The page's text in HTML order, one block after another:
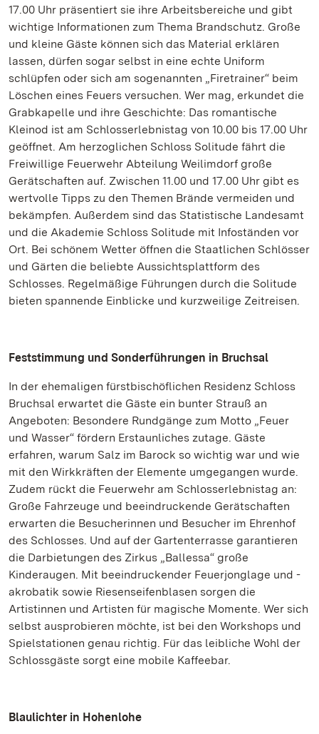
17.00 Uhr präsentiert sie ihre Arbeitsbereiche und gibt
wichtige Informationen zum Thema Brandschutz. Große
und kleine Gäste können sich das Material erklären
lassen, dürfen sogar selbst in eine echte Uniform
schlüpfen oder sich am sogenannten „Firetrainer“ beim
Löschen eines Feuers versuchen. Wer mag, erkundet die
Grabkapelle und ihre Geschichte: Das romantische
Kleinod ist am Schlosserlebnistag von 10.00 bis 17.00 Uhr
geöffnet. Am herzoglichen Schloss Solitude fährt die
Freiwillige Feuerwehr Abteilung Weilimdorf große
Gerätschaften auf. Zwischen 11.00 und 17.00 Uhr gibt es
wertvolle Tipps zu den Themen Brände vermeiden und
bekämpfen. Außerdem sind das Statistische Landesamt
und die Akademie Schloss Solitude mit Infoständen vor
Ort. Bei schönem Wetter öffnen die Staatlichen Schlösser
und Gärten die beliebte Aussichtsplattform des
Schlosses. Regelmäßige Führungen durch die Solitude
bieten spannende Einblicke und kurzweilige Zeitreisen.
Feststimmung und Sonderführungen in Bruchsal
In der ehemaligen fürstbischöflichen Residenz Schloss
Bruchsal erwartet die Gäste ein bunter Strauß an
Angeboten: Besondere Rundgänge zum Motto „Feuer
und Wasser“ fördern Erstaunliches zutage. Gäste
erfahren, warum Salz im Barock so wichtig war und wie
mit den Wirkkräften der Elemente umgegangen wurde.
Zudem rückt die Feuerwehr am Schlosserlebnistag an:
Große Fahrzeuge und beeindruckende Gerätschaften
erwarten die Besucherinnen und Besucher im Ehrenhof
des Schlosses. Und auf der Gartenterrasse garantieren
die Darbietungen des Zirkus „Ballessa“ große
Kinderaugen. Mit beeindruckender Feuerjonglage und -
akrobatik sowie Riesenseifenblasen sorgen die
Artistinnen und Artisten für magische Momente. Wer sich
selbst ausprobieren möchte, ist bei den Workshops und
Spielstationen genau richtig. Für das leibliche Wohl der
Schlossgäste sorgt eine mobile Kaffeebar.
Blaulichter in Hohenlohe